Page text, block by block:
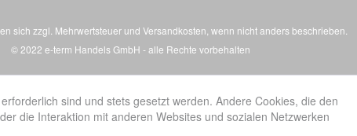
sich zzgl. Mehrwertsteuer und Versandkosten , wenn nicht anders beschrieben.
© 2022 e-term Handels GmbH - alle Rechte vorbehalten
sind und stets gesetzt werden. Andere Cookies, die den
die Interaktion mit anderen Websites und sozialen Netzwerken